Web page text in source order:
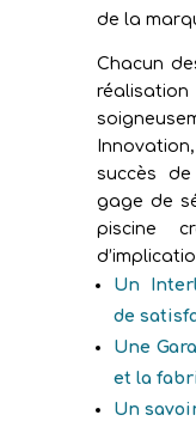
de la
Chacun
succès
gage de
piscine
Un
de
Une
et la
Un